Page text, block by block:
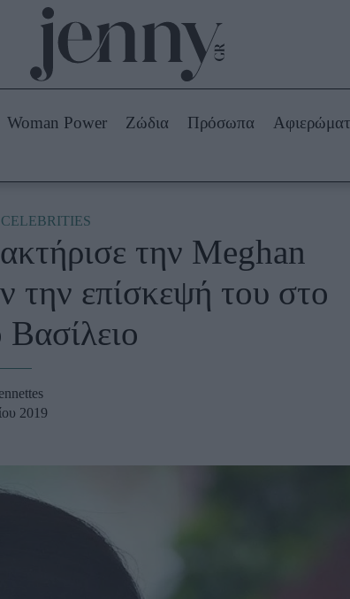
Beauty -
Ομορφιά
Skincare
Μακιγιάζ
Ζώδια
Woman Power Ζώδια Πρόσωπα
CELEBRITIES
την Meghan
την επίσκεψή του στο
2019